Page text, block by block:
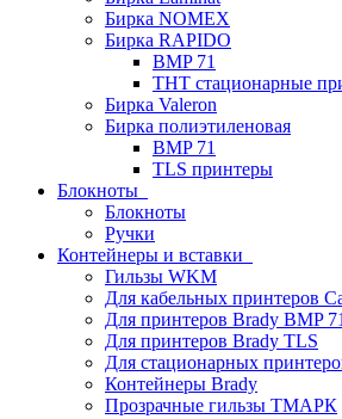
Бирка NOMEX
Бирка RAPIDO
BMP 71
THT стационарные
Бирка Valeron
Бирка полиэтиленовая
BMP 71
TLS принтеры
Блокноты
Блокноты
Ручки
Контейнеры и вставки
Гильзы WKM
Для кабельных принтеров
Для принтеров Brady BMP 71
Для принтеров Brady TLS
Для стационарных
Контейнеры Brady
Прозрачные гильзы ТМАРК